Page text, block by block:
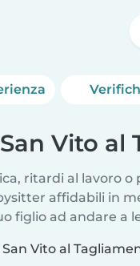
Vito al
ritardi al lavoro o
affidabili in
figlio ad andare a
Vito al